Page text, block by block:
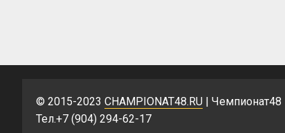
© 2015-2023 CHAMPIONAT48.RU | Чемпионат48
Тел.+7 (904) 294-62-17